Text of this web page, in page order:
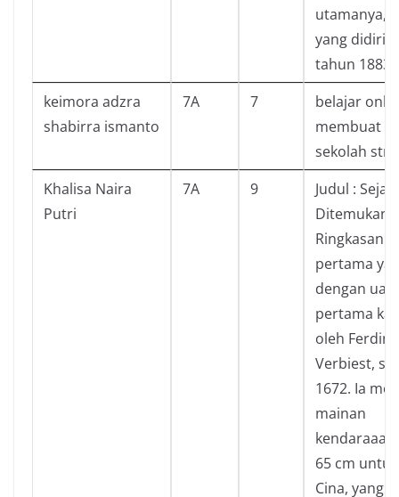
utamanya,
yang
tahun 1883).
keimora adzra
shabirra ismanto
7A 7
belajar
membuat
sekolah
Khalisa Naira
Putri
7A 9
Judul :
Ringkasan :
pertama
dengan
pertama
oleh
Verbiest,
1672. Ia
mainan
65 cm
Cina, yang